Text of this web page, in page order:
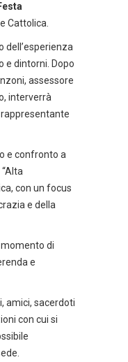
Cattolica.
dell’esperienza
e dintorni. Dopo
assessore
interverrà
e confronto a
con un focus
e della
di
e
amici, sacerdoti
con cui si